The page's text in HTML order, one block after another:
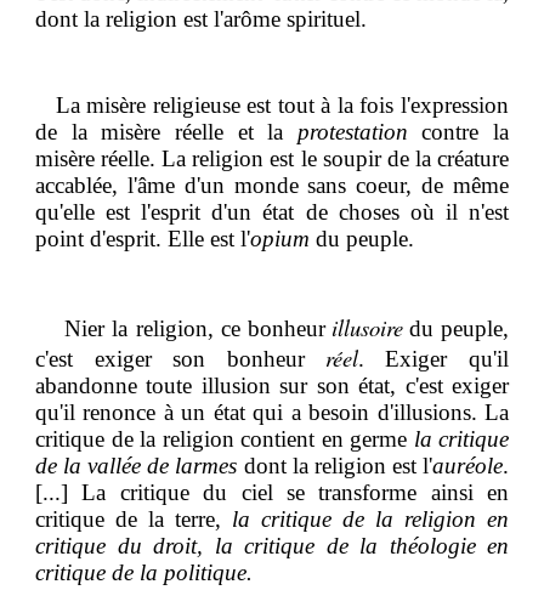
dont la religion est l'arôme spirituel.
La misère religieuse est tout à la fois l'expression
de la misère réelle et la
protestation contre la
misère réelle. La religion est le soupir de la créature
accablée, l'âme d'un monde sans coeur, de même
qu'elle est l'esprit d'un état de choses où il n'est
point d'esprit. Elle est l'opium du peuple.
Nier la religion, ce bonheur illusoire du peuple,
c'est exiger son bonheur
réel. Exiger qu'il
abandonne toute illusion sur son état, c'est exiger
qu'il renonce à un état qui a besoin d'illusions. La
critique de la religion contient en germe la critique
de la vallée de larmes dont la religion est l'auréole.
[...] La critique du ciel se transforme ainsi en
critique de la terre, la critique de la religion en
critique du droit, la critique de la théologie en
critique de la politique.